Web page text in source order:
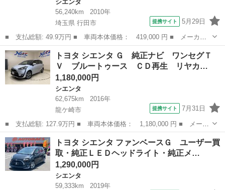
シエンタ
56,240km
2010年
埼玉県 行田市
提携サイト 5月29日
■ 支払総額: 49.9万円 ■ 車両本体価格： 419,000 円 ■ メーカー
名： トヨタ ■ 車種名： シエンタ ■ グレード名： Ｘリミテッ
ド ＥＴＣ ナビ ＴＶ 両側スライド・片側電動 キーレスエント
リー 電動格...
埼玉 行田市 シエンタ
トヨタ シエンタ Ｇ 純正ナビ ワンセグＴ
Ｖ ブルートゥース ＣＤ再生 リヤカ…
1,180,000円
シエンタ
62,675km
2016年
龍ケ崎市
提携サイト 7月31日
■ 支払総額: 127.9万円 ■ 車両本体価格： 1,180,000 円 ■ メーカ
ー名： トヨタ ■ 車種名： シエンタ ■ グレード名： Ｇ 純正
ナビ ワンセグＴＶ ブルートゥース ＣＤ再生 リヤカメラ ＥＴ
Ｃ スマ...
茨城 龍ケ崎市 シエンタ
トヨタ シエンタ ファンベースＧ ユーザー買
取・純正ＬＥＤヘッドライト・純正メ…
1,290,000円
シエンタ
59,333km
2019年